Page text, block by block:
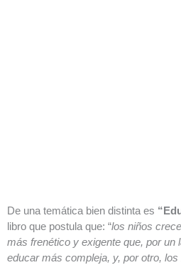
De una temática bien distinta es
libro que postula que: “los niños
más frenético y exigente que, por un
educar más compleja, y, por otro, los